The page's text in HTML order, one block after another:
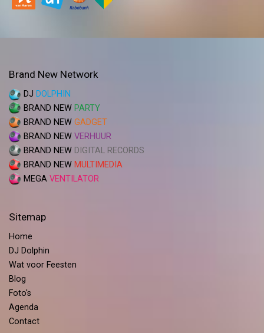
Brand New Network
DJ DOLPHIN
BRAND NEW PARTY
BRAND NEW GADGET
BRAND NEW VERHUUR
BRAND NEW DIGITAL RECORDS
BRAND NEW MULTIMEDIA
MEGA VENTILATOR
Sitemap
Home
DJ Dolphin
Wat voor Feesten
Blog
Foto's
Agenda
Contact